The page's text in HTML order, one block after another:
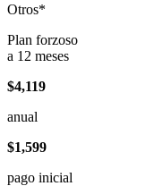
Otros*
Plan forzoso
a 12 meses
$4,119
anual
$1,599
pago inicial